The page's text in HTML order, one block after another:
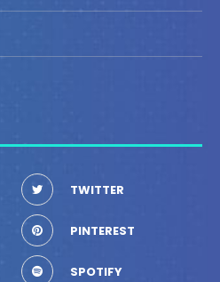
TWITTER
PINTEREST
SPOTIFY